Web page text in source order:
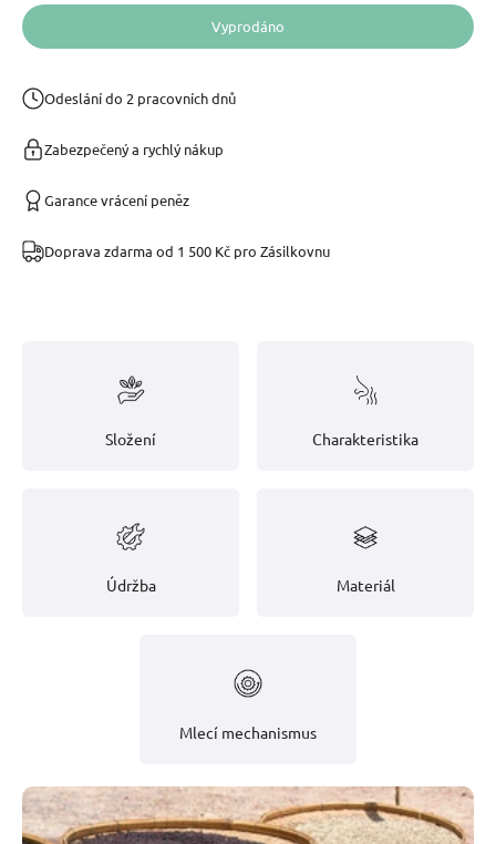
Vyprodáno
Odeslání do 2 pracovních dnů
Zabezpečený a rychlý nákup
Garance vrácení peněz
Doprava zdarma od 1 500 Kč pro Zásilkovnu
Složení Charakteristika
Údržba Materiál
Mlecí mechanismus